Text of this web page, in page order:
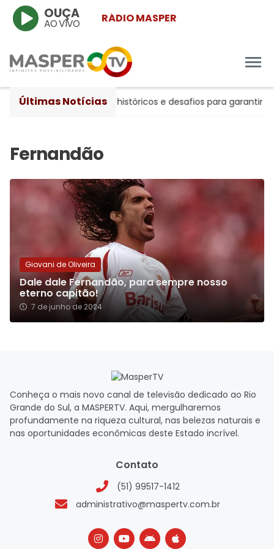
RÁDIO MASPER
OUÇA
AO VIVO
Últimas Notícias
20 anos entre avanços históricos e desafios para garantir
Giovani de Oliveira
Dale dale Fernandão, para sempre nosso
eterno capitão!
7 de junho de 2024
Conheça o mais novo canal de televisão dedicado ao Rio
Grande do Sul, a MASPERTV. Aqui, mergulharemos
profundamente na riqueza cultural, nas belezas naturais e
nas oportunidades econômicas deste Estado incrível.
Contato
(51) 99517-1412
administrativo@maspertv.com.br